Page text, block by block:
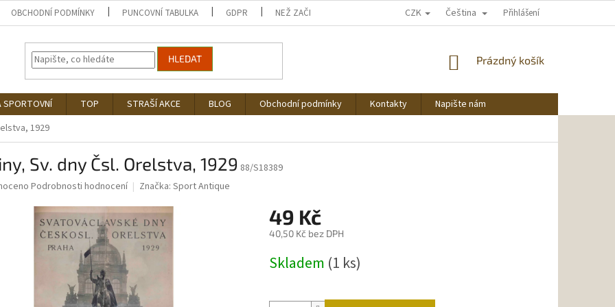
OBCHODNÍ PODMÍNKY PUNCOVNÍ TABULKA GDPR NEŽ ZAČNU NAKUPOVAT CZK Čeština Přihlášení
HLEDAT
NÁKUPNÍ
Prázdný košík
SPORTOVNÍ TOP STRAŠÍ AKCE BLOG Obchodní podmínky Kontakty
Napište nám
1929
Sv. dny Čsl. Orelstva, 1929 88/S18389
Podrobnosti hodnocení Značka: Sport Antique
49 Kč
40,50 Kč bez DPH
cena:
Skladem (1 ks)